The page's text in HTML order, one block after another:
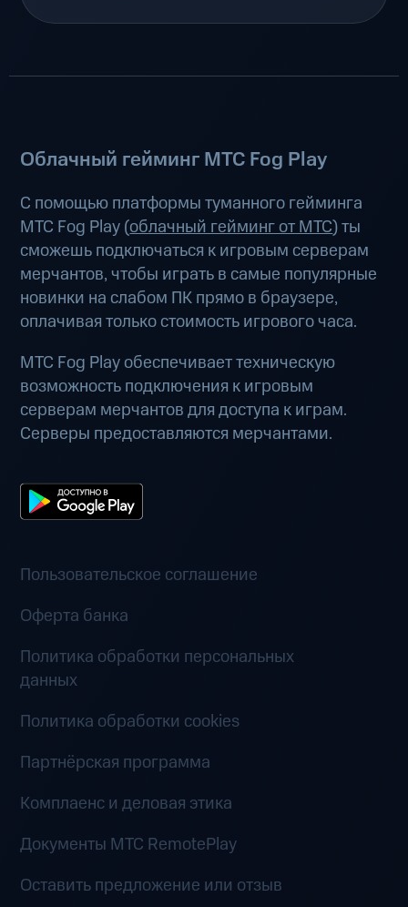
Облачный гейминг МТС Fog Play
С помощью платформы туманного гейминга
МТС Fog Play (облачный гейминг от МТС) ты
сможешь подключаться к игровым серверам
мерчантов, чтобы играть в самые популярные
новинки на слабом ПК прямо в браузере,
оплачивая только стоимость игрового часа.
МТС Fog Play обеспечивает техническую
возможность подключения к игровым
серверам мерчантов для доступа к играм.
Серверы предоставляются мерчантами.
Пользовательское соглашение
Оферта банка
Политика обработки персональных
данных
Политика обработки cookies
Партнёрская программа
Комплаенс и деловая этика
Документы MTC RemotePlay
Оставить предложение или отзыв